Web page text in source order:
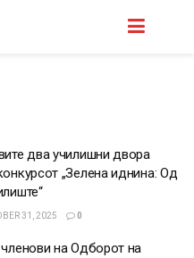
два училишни двора
„Зелена иднина: Од
31, 2025 0
на Одборот на